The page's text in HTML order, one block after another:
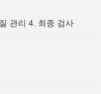
관리 4. 최종 검사